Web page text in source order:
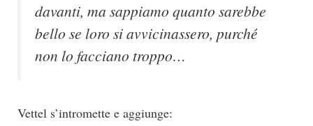
davanti, ma sappiamo quanto sarebbe
bello se loro si avvicinassero, purché
non lo facciano troppo…
Vettel s’intromette e aggiunge: